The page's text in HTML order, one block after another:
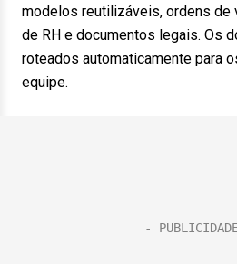
modelos reutilizáveis, ordens de
de RH e documentos legais. Os
roteados automaticamente para
equipe.